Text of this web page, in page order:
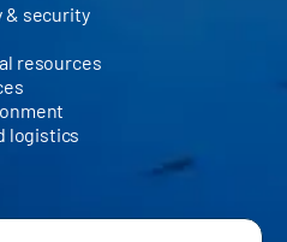
& security
resources
logistics